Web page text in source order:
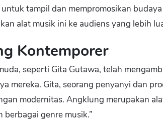
tampil dan mempromosikan
alat musik ini ke audiens yang lebih
Kontemporer
seperti Gita Gutawa, telah
mereka. Gita, seorang penyanyi dan
modernitas. Angklung merupakan
berbagai genre musik.”